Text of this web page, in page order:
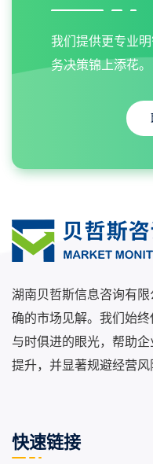
我们提供更专业
务决策锦上添花。
湖南贝哲斯信息咨询有
确的市场见解。我们始
与时俱进的眼光，帮助
提升，并显著规避经营风
快速链接